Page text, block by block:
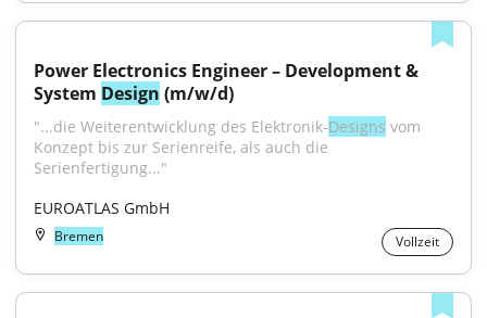
Power Electronics Engineer – Development &
System Design (m/w/d)
"...die Weiterentwicklung des Elektronik-Designs vom
Konzept bis zur Serienreife, als auch die
Serienfertigung..."
EUROATLAS GmbH
Bremen Vollzeit